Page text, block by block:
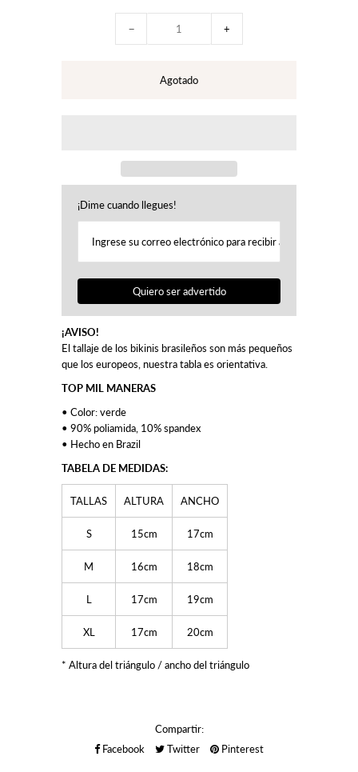
− +
¡Dime cuando llegues!
Quiero ser advertido
¡AVISO!
El tallaje de los bikinis brasileños son más pequeños
que los europeos, nuestra tabla es orientativa.
TOP MIL MANERAS
• Color: verde
• 90% poliamida, 10% spandex
• Hecho en Brazil
TABELA DE MEDIDAS:
TALLAS ALTURA ANCHO
S 15cm 17cm
M 16cm 18cm
L 17cm 19cm
XL 17cm 20cm
* Altura del triángulo / ancho del triángulo
Compartir:
Facebook
Twitter Pinterest